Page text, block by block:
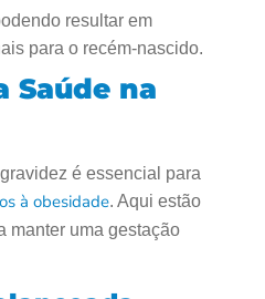
resultar em
para o recém-nascido.
Saúde na
é essencial para
à obesidade. Aqui estão
manter uma gestação